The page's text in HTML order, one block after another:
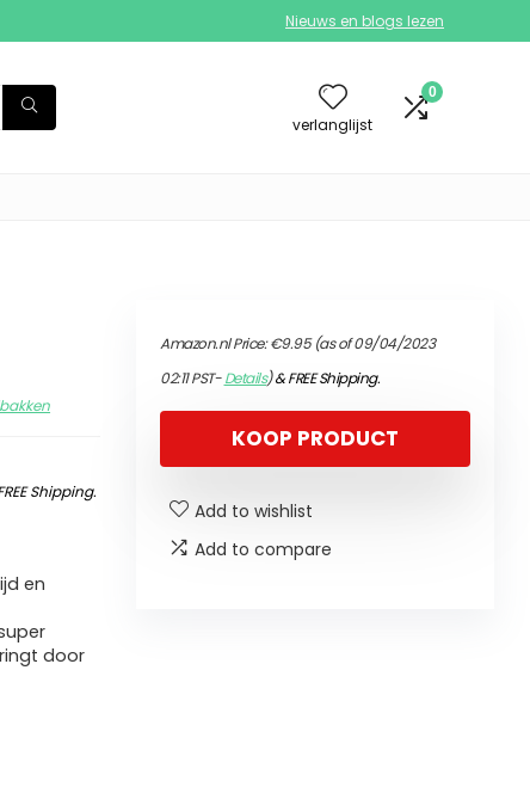
Nieuws en blogs lezen
verlanglijst
0
Shipping.
en
door
Amazon.nl Price:€9.95(as of 09/04/2023
02:11 PST-Details)&FREE Shipping.
KOOP PRODUCT
Add to wishlist
Add to compare